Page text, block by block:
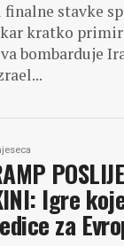
finalne stavke
kratko
bombarduje
Igre
za